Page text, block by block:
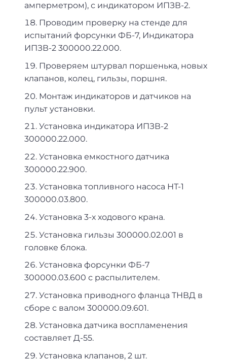
амперметром), с индикатором ИПЗВ-2.
Проводим проверку на стенде для
испытаний форсунки ФБ-7, Индикатора
ИПЗВ-2 300000.22.000.
Проверяем штурвал поршенька, новых
клапанов, колец, гильзы, поршня.
Монтаж индикаторов и датчиков на
пульт установки.
Установка индикатора ИПЗВ-2
300000.22.000.
Установка емкостного датчика
300000.22.900.
Установка топливного насоса НТ-1
300000.03.800.
Установка 3-х ходового крана.
Установка гильзы 300000.02.001 в
головке блока.
Установка форсунки ФБ-7
300000.03.600 с распылителем.
Установка приводного фланца ТНВД в
сборе с валом 300000.09.601.
Установка датчика воспламенения
составляет Д-55.
Установка клапанов, 2 шт.